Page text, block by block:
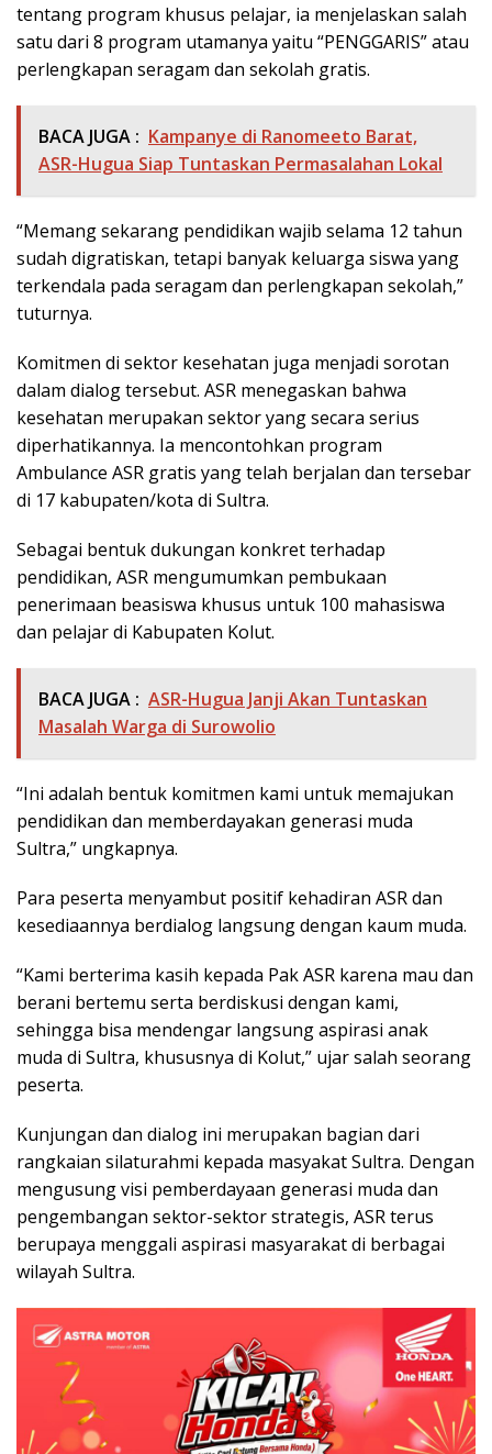
tentang program khusus pelajar, ia menjelaskan salah
satu dari 8 program utamanya yaitu “PENGGARIS” atau
perlengkapan seragam dan sekolah gratis.
BACA JUGA : Kampanye di Ranomeeto Barat,
ASR-Hugua Siap Tuntaskan Permasalahan Lokal
“Memang sekarang pendidikan wajib selama 12 tahun
sudah digratiskan, tetapi banyak keluarga siswa yang
terkendala pada seragam dan perlengkapan sekolah,”
tuturnya.
Komitmen di sektor kesehatan juga menjadi sorotan
dalam dialog tersebut. ASR menegaskan bahwa
kesehatan merupakan sektor yang secara serius
diperhatikannya. Ia mencontohkan program
Ambulance ASR gratis yang telah berjalan dan tersebar
di 17 kabupaten/kota di Sultra.
Sebagai bentuk dukungan konkret terhadap
pendidikan, ASR mengumumkan pembukaan
penerimaan beasiswa khusus untuk 100 mahasiswa
dan pelajar di Kabupaten Kolut.
BACA JUGA : ASR-Hugua Janji Akan Tuntaskan
Masalah Warga di Surowolio
“Ini adalah bentuk komitmen kami untuk memajukan
pendidikan dan memberdayakan generasi muda
Sultra,” ungkapnya.
Para peserta menyambut positif kehadiran ASR dan
kesediaannya berdialog langsung dengan kaum muda.
“Kami berterima kasih kepada Pak ASR karena mau dan
berani bertemu serta berdiskusi dengan kami,
sehingga bisa mendengar langsung aspirasi anak
muda di Sultra, khususnya di Kolut,” ujar salah seorang
peserta.
Kunjungan dan dialog ini merupakan bagian dari
rangkaian silaturahmi kepada masyakat Sultra. Dengan
mengusung visi pemberdayaan generasi muda dan
pengembangan sektor-sektor strategis, ASR terus
berupaya menggali aspirasi masyarakat di berbagai
wilayah Sultra.